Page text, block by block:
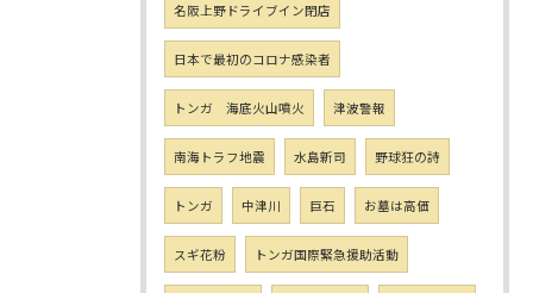
名阪上野ドライブイン閉店
日本で最初のコロナ感染者
トンガ 海底火山噴火 津波警報
南海トラフ地震 水島新司 野球狂の詩
トンガ 中津川 巨石 お墓は高価
スギ花粉 トンガ国際緊急援助活動